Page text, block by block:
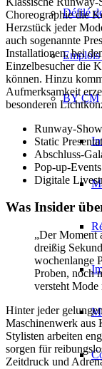
Défilé
BY CM
Choreographie die
Herzstück jeder
auch sogenannte
Installationen, bei
Einzelbesucher die
können. Hinzu
Aufmerksamkeit
besonderen
Runway-
Static
Abschluss-
Pop-up-
Digitale
Was Insider
„Der Moment
dreißig
wochenlange
Proben, noch
versteht Mode
Hinter jeder
Maschinenwerk aus
Stylisten arbeiten
sorgen für
Zeitdruck und